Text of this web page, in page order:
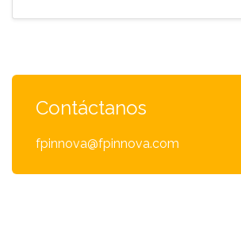
Contáctanos
fpinnova@fpinnova.com